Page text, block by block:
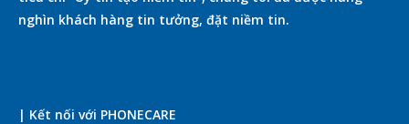
nghìn khách hàng tin tưởng, đặt niềm tin.
| Kết nối với PHONECARE